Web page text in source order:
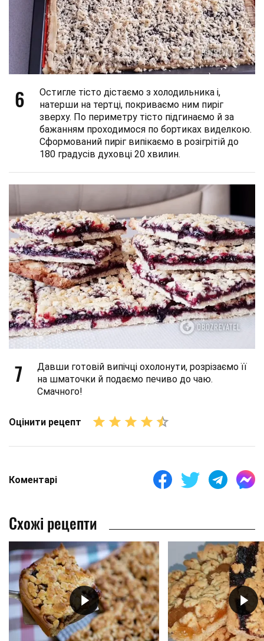
6
Остигле тісто дістаємо з холодильника і,
натерши на тертці, покриваємо ним пиріг
зверху. По периметру тісто підгинаємо й за
бажанням проходимося по бортиках виделкою.
Сформований пиріг випікаємо в розігрітій до
180 градусів духовці 20 хвилин.
7
Давши готовій випічці охолонути, розрізаємо її
на шматочки й подаємо печиво до чаю.
Смачного!
Оцінити рецепт
Коментарі
Схожі рецепти